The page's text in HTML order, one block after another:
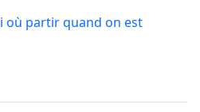
où partir quand on est